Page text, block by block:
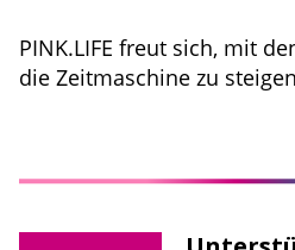
PINK.LIFE freut sich, mit
die Zeitmaschine zu